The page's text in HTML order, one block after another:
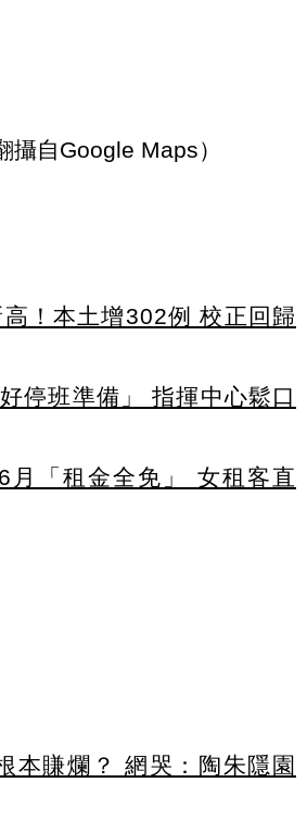
攝自Google Maps）
！本土增302例 校正回歸
停班準備」 指揮中心鬆口
月「租金全免」 女租客直
本賺爛？ 網哭：陶朱隱園